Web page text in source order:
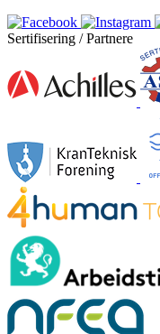
Sertifisering / Partnere